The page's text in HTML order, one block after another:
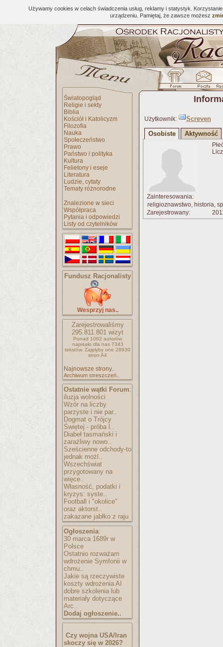
Używamy cookies w celach świadczenia usług, reklamy i statystyk.
urządzeniu. Pamiętaj, że zawsze możesz
Światopogląd
Religie i sekty
Biblia
Kościół i Katolicyzm
Filozofia
Nauka
Społeczeństwo
Prawo
Państwo i polityka
Kultura
Felietony i eseje
Literatura
Ludzie, cytaty
Tematy różnorodne
Znalezione w sieci
Współpraca
Pytania i odpowiedzi
Listy od czytelników
Fundusz Racjonalisty
Wesprzyj nas..
Zarejestrowaliśmy
295.811.801 wizyt
Ponad 1062 autorów
napisało dla nas 7343
tekstów. Zajęłyby one 28930
stron A4
Najnowsze strony..
Archiwum streszczeń..
Ostatnie wątki Forum:
iluzja wolności
Wzór na liczby
parzyste i nie par..
Dogmat o Trójcy
Świętej - próba l..
Diabeł tasmański i
zaraźliwy nowo..
Sześcienne odchody-to
jednak możl..
Wszechświat
przygotowany na
więce..
Własność, podatki i
kryzys: syste..
Football i "okolice"
oraz aktorst..
zakazane jabłko z raju
Ogłoszenia:
30 marca 1689r w
Polsce
Ostatnio rozważam
wdrożenie Symfonii w
chmu..
Jakie są rzeczywiste
koszty wdrożenia AI
dobre szkolenia lub
materiały dotyczące
Arc..
Dodaj ogłoszenie..
Czy wojna USA/Iran
skoczy się w 2026?
Użytkownik:
Screven
Osobiste
Aktywność
Zainteresowania:
religioznawstwo, historia,
Zarejestrowany: